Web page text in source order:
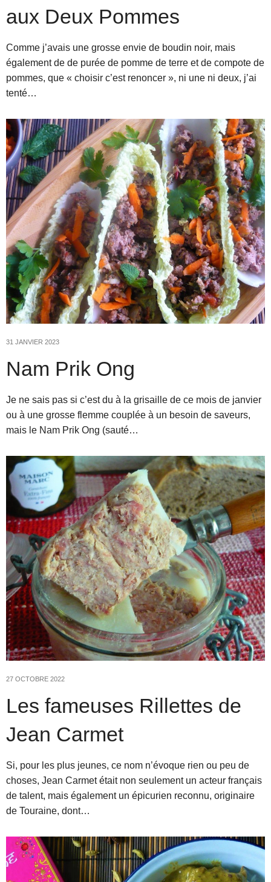
aux Deux Pommes
Comme j’avais une grosse envie de boudin noir, mais
également de de purée de pomme de terre et de compote de
pommes, que « choisir c’est renoncer », ni une ni deux, j’ai
tenté…
31 JANVIER 2023
Nam Prik Ong
Je ne sais pas si c’est du à la grisaille de ce mois de janvier
ou à une grosse flemme couplée à un besoin de saveurs,
mais le Nam Prik Ong (sauté…
27 OCTOBRE 2022
Les fameuses Rillettes de
Jean Carmet
Si, pour les plus jeunes, ce nom n’évoque rien ou peu de
choses, Jean Carmet était non seulement un acteur français
de talent, mais également un épicurien reconnu, originaire
de Touraine, dont…